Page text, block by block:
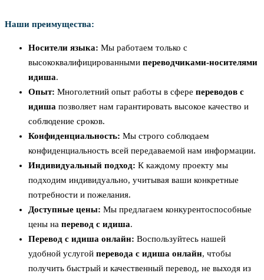
Наши преимущества:
Носители языка: Мы работаем только с
высококвалифицированными переводчиками-носителями
идиша.
Опыт: Многолетний опыт работы в сфере переводов с
идиша позволяет нам гарантировать высокое качество и
соблюдение сроков.
Конфиденциальность: Мы строго соблюдаем
конфиденциальность всей передаваемой нам информации.
Индивидуальный подход: К каждому проекту мы
подходим индивидуально, учитывая ваши конкретные
потребности и пожелания.
Доступные цены: Мы предлагаем конкурентоспособные
цены на перевод с идиша.
Перевод с идиша онлайн: Воспользуйтесь нашей
удобной услугой перевода с идиша онлайн, чтобы
получить быстрый и качественный перевод, не выходя из